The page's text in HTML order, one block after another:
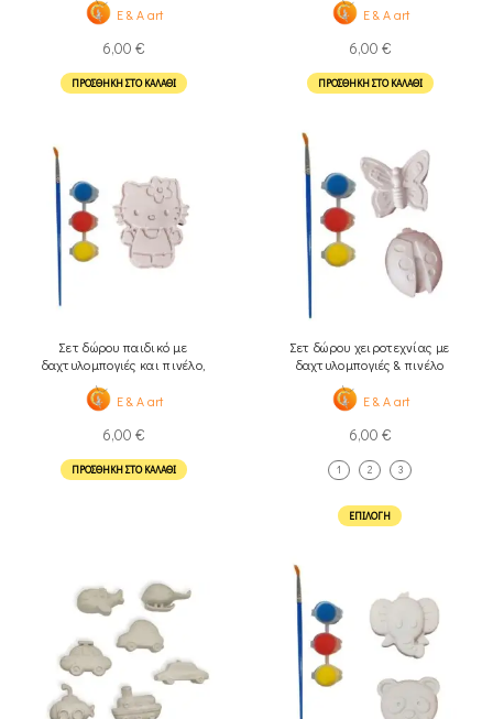
E & A art
6,00 €
ΠΡΟΣΘΉΚΗ ΣΤΟ ΚΑΛΆΘΙ
E & A art
6,00 €
ΠΡΟΣΘΉΚΗ ΣΤΟ ΚΑΛΆΘΙ
Σετ δώρου παιδικό με
δαχτυλομπογιές και πινέλο,
E & A art
6,00 €
ΠΡΟΣΘΉΚΗ ΣΤΟ ΚΑΛΆΘΙ
Σετ δώρου χειροτεχνίας με
δαχτυλομπογιές & πινέλο
E & A art
6,00 €
1 2 3
ΕΠΙΛΟΓΉ